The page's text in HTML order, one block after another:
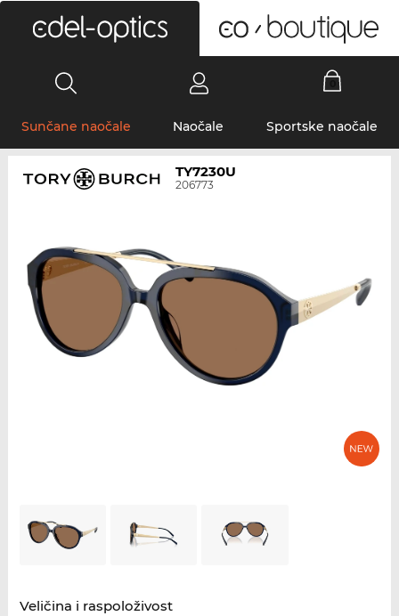
Sunčane naočale Naočale Sportske naočale
TY7230U
206773
Veličina i raspoloživost